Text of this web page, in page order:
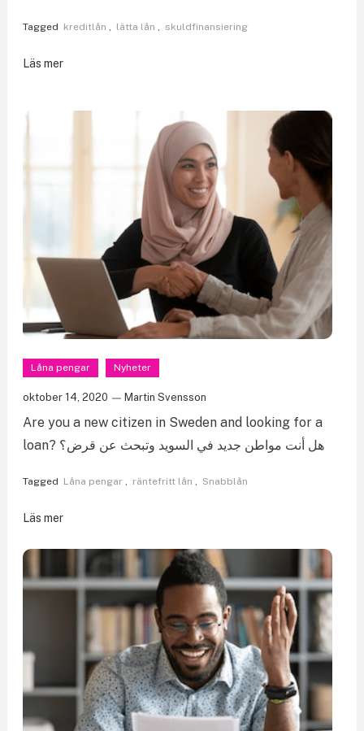
Tagged kreditlån , lätta lån , skuldfinansiering
Läs mer
Låna pengar Nyheter
oktober 14, 2020 Martin Svensson
Are you a new citizen in Sweden and looking for a
loan? هل أنت مواطن جديد في السويد وتبحث عن قرض؟
Tagged Låna pengar , räntefritt lån , Snabblån
Läs mer